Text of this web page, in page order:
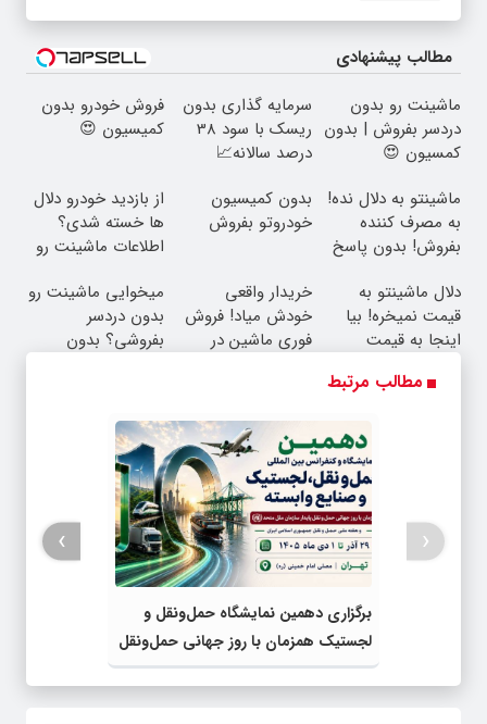
مطالب پیشنهادی
ماشینت رو بدون
دردسر بفروش | بدون
کمسیون 😍
سرمایه گذاری بدون
ریسک با سود 38
درصد سالانه📈
فروش خودرو بدون
کمیسیون 😍
ماشینتو به دلال نده!
به مصرف کننده
بفروش! بدون پاسخ
بدون کمیسیون
خودروتو بفروش
از بازدید خودرو دلال
ها خسته شدی؟
اطلاعات ماشینت رو
دلال ماشینتو به
قیمت نمیخره! بیا
اینجا به قیمت
واقعی*
خریدار واقعی
خودش میاد! فروش
فوری ماشین در
میخوایی ماشینت رو
بدون دردسر
بفروشی؟ بدون
مطالب مرتبط
برگزاری دهمین نمایشگاه حمل‌ونقل و
لجستیک همزمان با روز جهانی حمل‌ونقل
پایدار سازمان ملل متحد
‹
›